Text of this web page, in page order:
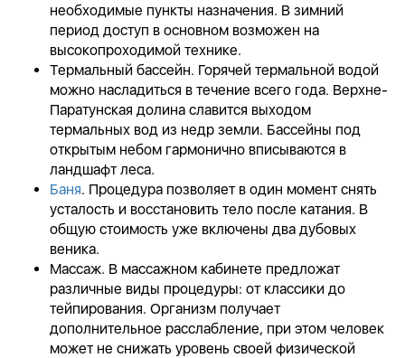
необходимые пункты назначения. В зимний
период доступ в основном возможен на
высокопроходимой технике.
Термальный бассейн. Горячей термальной водой
можно насладиться в течение всего года. Верхне-
Паратунская долина славится выходом
термальных вод из недр земли. Бассейны под
открытым небом гармонично вписываются в
ландшафт леса.
Баня. Процедура позволяет в один момент снять
усталость и восстановить тело после катания. В
общую стоимость уже включены два дубовых
веника.
Массаж. В массажном кабинете предложат
различные виды процедуры: от классики до
тейпирования. Организм получает
дополнительное расслабление, при этом человек
может не снижать уровень своей физической